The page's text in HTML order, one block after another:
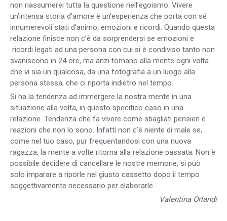
non riassumerei tutta la questione nell’egoismo. Vivere
un’intensa storia d’amore è un’esperienza che porta con sé
innumerevoli stati d’animo, emozioni e ricordi. Quando questa
relazione finisce non c’è da sorprendersi se emozioni e
ricordi legati ad una persona con cui si è condiviso tanto non
svaniscono in 24 ore, ma anzi tornano alla mente ogni volta
che vi sia un qualcosa, da una fotografia a un luogo alla
persona stessa, che ci riporta indietro nel tempo.
Si ha la tendenza ad immergere la nostra mente in una
situazione alla volta, in questo specifico caso in una
relazione. Tendenza che fa vivere come sbagliati pensieri e
reazioni che non lo sono. Infatti non c’è niente di male se,
come nel tuo caso, pur frequentandosi con una nuova
ragazza, la mente a volte ritorna alla relazione passata. Non è
possibile decidere di cancellare le nostre memorie, si può
solo imparare a riporle nel giusto cassetto dopo il tempo
soggettivamente necessario per elaborarle.
Valentina Orlandi